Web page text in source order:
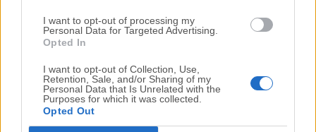
I want to opt-out of processing my
Personal Data for Targeted Advertising.
Opted In
I want to opt-out of Collection, Use,
Retention, Sale, and/or Sharing of my
Personal Data that Is Unrelated with the
Purposes for which it was collected.
Opted Out